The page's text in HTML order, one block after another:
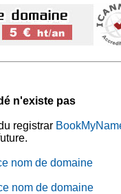
n'existe pas
registrar
nom de domaine
nom de domaine